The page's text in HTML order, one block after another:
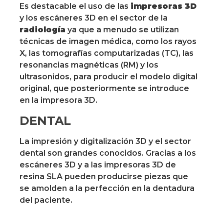
Es destacable el uso de las impresoras 3D
y los escáneres 3D en el sector de la
radiología ya que a menudo se utilizan
técnicas de imagen médica, como los rayos
X, las tomografías computarizadas (TC), las
resonancias magnéticas (RM) y los
ultrasonidos, para producir el modelo digital
original, que posteriormente se introduce
en la impresora 3D.
DENTAL
La impresión y digitalización 3D y el sector
dental son grandes conocidos. Gracias a los
escáneres 3D y a las impresoras 3D de
resina SLA pueden producirse piezas que
se amolden a la perfección en la dentadura
del paciente.